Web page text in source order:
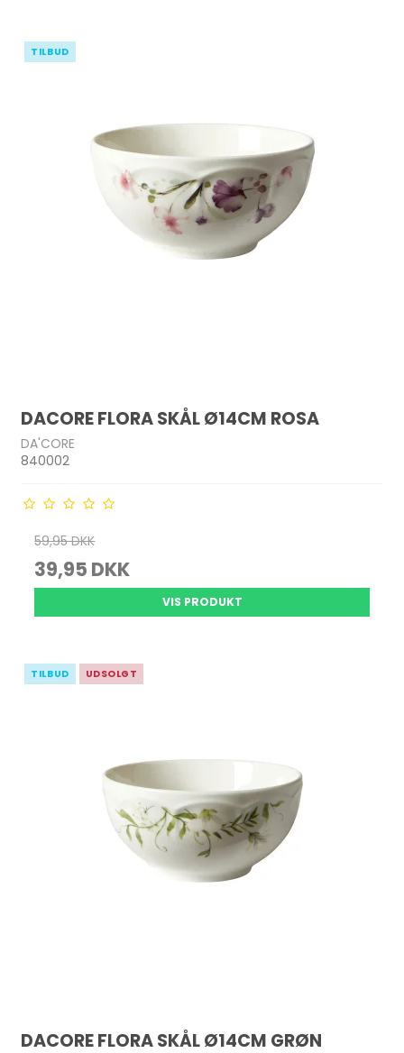
TILBUD
DACORE FLORA SKÅL Ø14CM ROSA
DA'CORE
840002
59,95 DKK
39,95 DKK
VIS PRODUKT
TILBUD UDSOLGT
DACORE FLORA SKÅL Ø14CM GRØN